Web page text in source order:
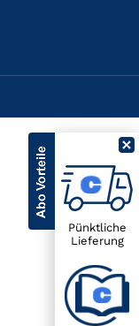
Pünktliche
Lieferung